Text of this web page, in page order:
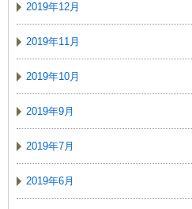
2019年12月
2019年11月
2019年10月
2019年9月
2019年7月
2019年6月